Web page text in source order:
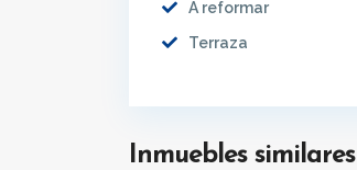
A reformar
Terraza
Inmuebles similares